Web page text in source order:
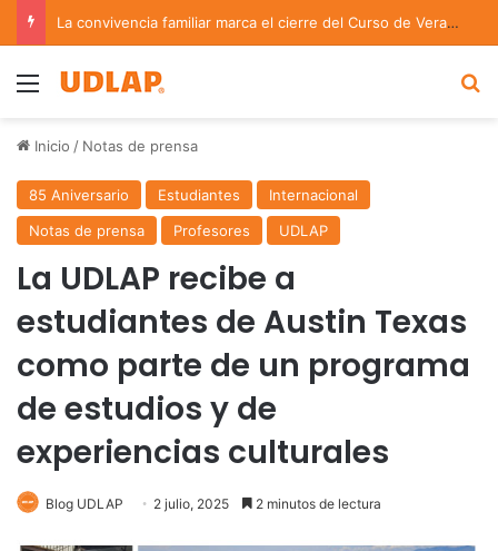
La convivencia familiar marca el cierre del Curso de Verano de Escuelas Aztecas
Menu
Inicio / Notas de prensa
85 Aniversario Estudiantes
Internacional
Notas de prensa
Profesores UDLAP
La UDLAP recibe a
estudiantes de Austin Texas
como parte de un programa
de estudios y de
experiencias culturales
Blog UDLAP 2 julio, 2025 2 minutos de lectura